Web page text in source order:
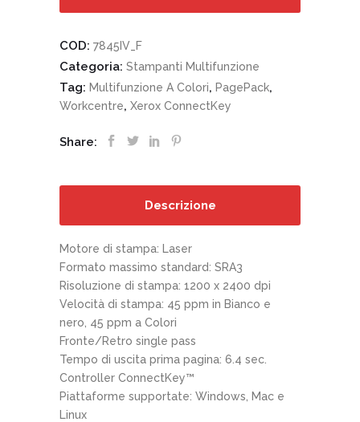
COD: 7845IV_F
Categoria: Stampanti Multifunzione
Tag: Multifunzione A Colori, PagePack,
Workcentre, Xerox ConnectKey
Share:
Descrizione
Motore di stampa: Laser
Formato massimo standard: SRA3
Risoluzione di stampa: 1200 x 2400 dpi
Velocità di stampa: 45 ppm in Bianco e
nero, 45 ppm a Colori
Fronte/Retro single pass
Tempo di uscita prima pagina: 6.4 sec.
Controller ConnectKey™
Piattaforme supportate: Windows, Mac e
Linux